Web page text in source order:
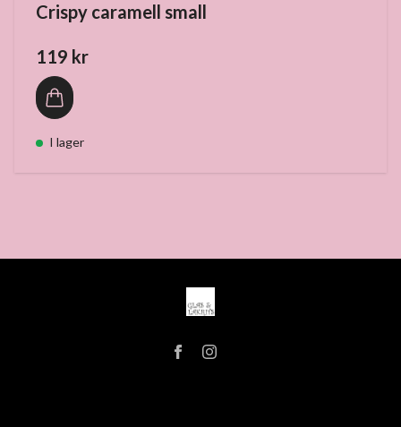
Crispy caramell small
119 kr
I lager